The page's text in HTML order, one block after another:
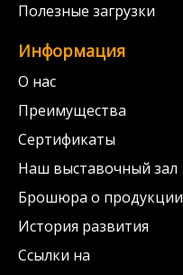
Полезные загрузки
Информация
О нас
Преимущества
Сертификаты
Наш выставочный зал
Брошюра о продукции
История развития
Ссылки на